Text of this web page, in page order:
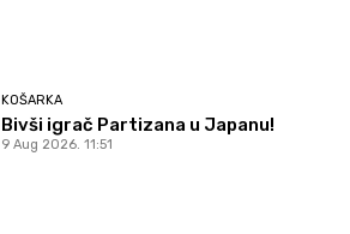
KOŠARKA
Bivši igrač Partizana u Japanu!
9 Aug 2026. 11:51